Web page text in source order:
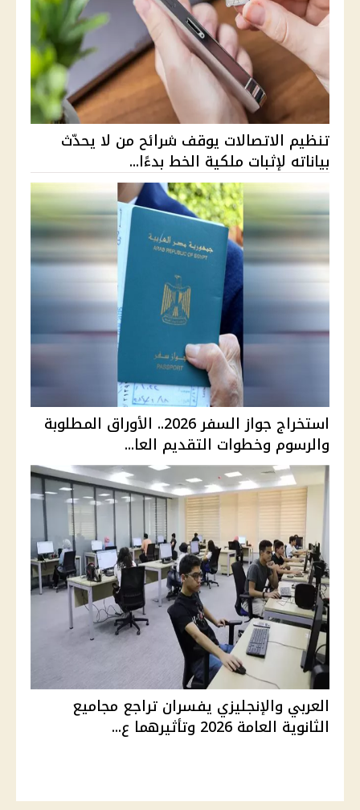
تنظيم الاتصالات يوقف شرائح من لا يحدّث
بياناته لإثبات ملكية الخط بدءًا...
استخراج جواز السفر 2026.. الأوراق المطلوبة
والرسوم وخطوات التقديم العا...
العربي والإنجليزي يفسران تراجع مجاميع
الثانوية العامة 2026 وتأثيرهما ع...